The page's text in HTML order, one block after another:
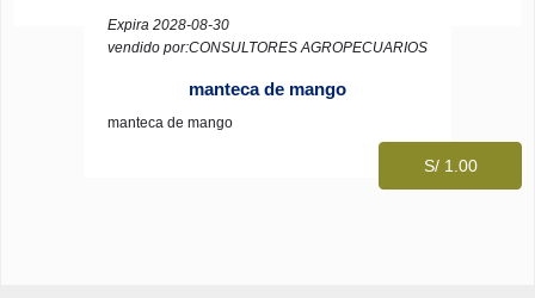
Expira 2028-08-30
vendido por:CONSULTORES AGROPECUARIOS
manteca de mango
manteca de mango
S/ 1.00